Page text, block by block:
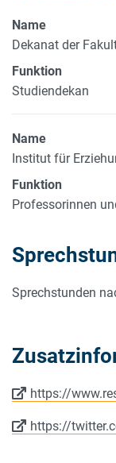
Name
Dekanat der
Funktion
Studiendekan
Name
Institut für
Funktion
Professorinnen
Sprechstunden
https://
https://